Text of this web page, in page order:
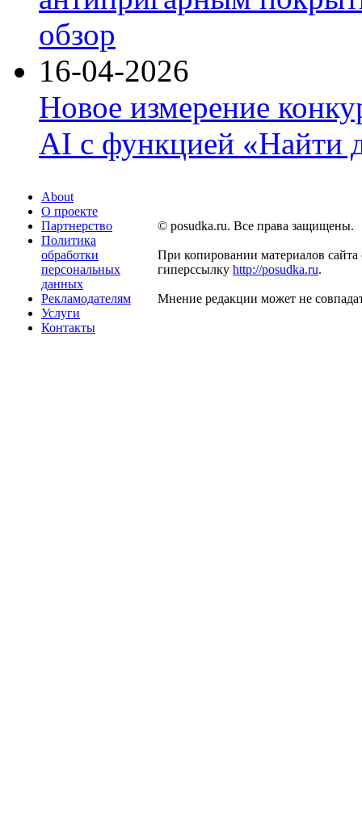
обзор
16-04-2026
Новое измерение
AI с функцией «Найти
About
О проекте
Партнерство
Политика
обработки
персональных
данных
Рекламодателям
Услуги
Контакты
© posudka.ru. Все права защищены.
При копировании материалов сайта
гиперссылку http://posudka.ru.
Мнение редакции может не